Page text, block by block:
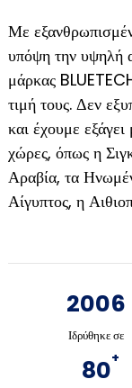
Με
υπόψη την υψηλή
μάρκας
τιμή τους. Δεν
και έχουμε
χώρες, όπως η
Αραβία, τα
Αίγυπτος, η
2006
Ιδρύθηκε σε
80+